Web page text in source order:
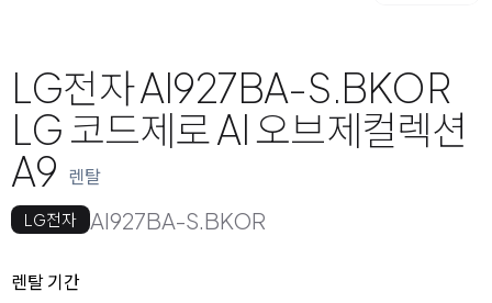
LG전자 AI927BA-S.BKOR
LG 코드제로 AI 오브제컬렉션
A9 렌탈
LG전자 AI927BA-S.BKOR
옵션 선택
렌탈 선택
렌탈 기간